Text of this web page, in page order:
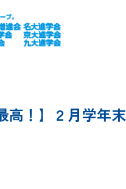
高！】２月学年